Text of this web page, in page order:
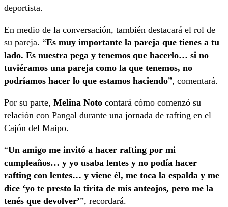
deportista.
En medio de la conversación, también destacará el rol de
su pareja. “Es muy importante la pareja que tienes a tu
lado. Es nuestra pega y tenemos que hacerlo… si no
tuviéramos una pareja como la que tenemos, no
podríamos hacer lo que estamos haciendo”, comentará.
Por su parte, Melina Noto contará cómo comenzó su
relación con Pangal durante una jornada de rafting en el
Cajón del Maipo.
“Un amigo me invitó a hacer rafting por mi
cumpleaños… y yo usaba lentes y no podía hacer
rafting con lentes… y viene él, me toca la espalda y me
dice ‘yo te presto la tirita de mis anteojos, pero me la
tenés que devolver’”, recordará.